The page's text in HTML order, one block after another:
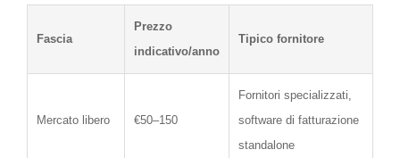
Fascia
Prezzo
indicativo/anno
Tipico fornitore
Mercato libero €50–150
Fornitori specializzati,
software di fatturazione
standalone